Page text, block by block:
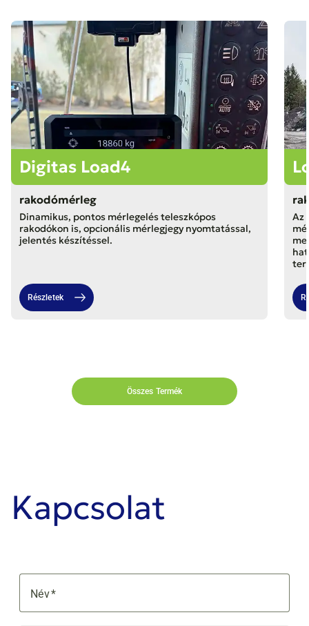
Digitas Load4
rakodómérleg
Dinamikus, pontos mérlegelés teleszkópos
rakodókon is, opcionális mérlegjegy nyomtatással,
jelentés készítéssel.
Részletek
Az
Összes Termék
Kapcsolat
Név